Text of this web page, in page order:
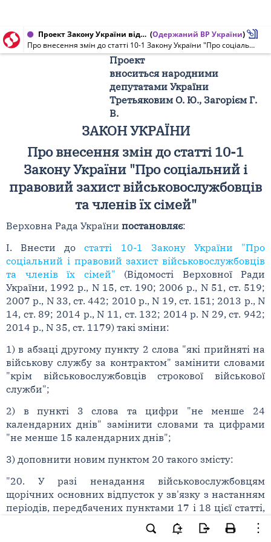
Проект Закону України від 25.02.2015 № 2234 (Одержаний ВР України)
Про внесення змін до статті 10-1 Закону України "Про соціальний і правовий захист військовослужбовців та членів їх сімей" (щодо відпусток військовослужбовцям)